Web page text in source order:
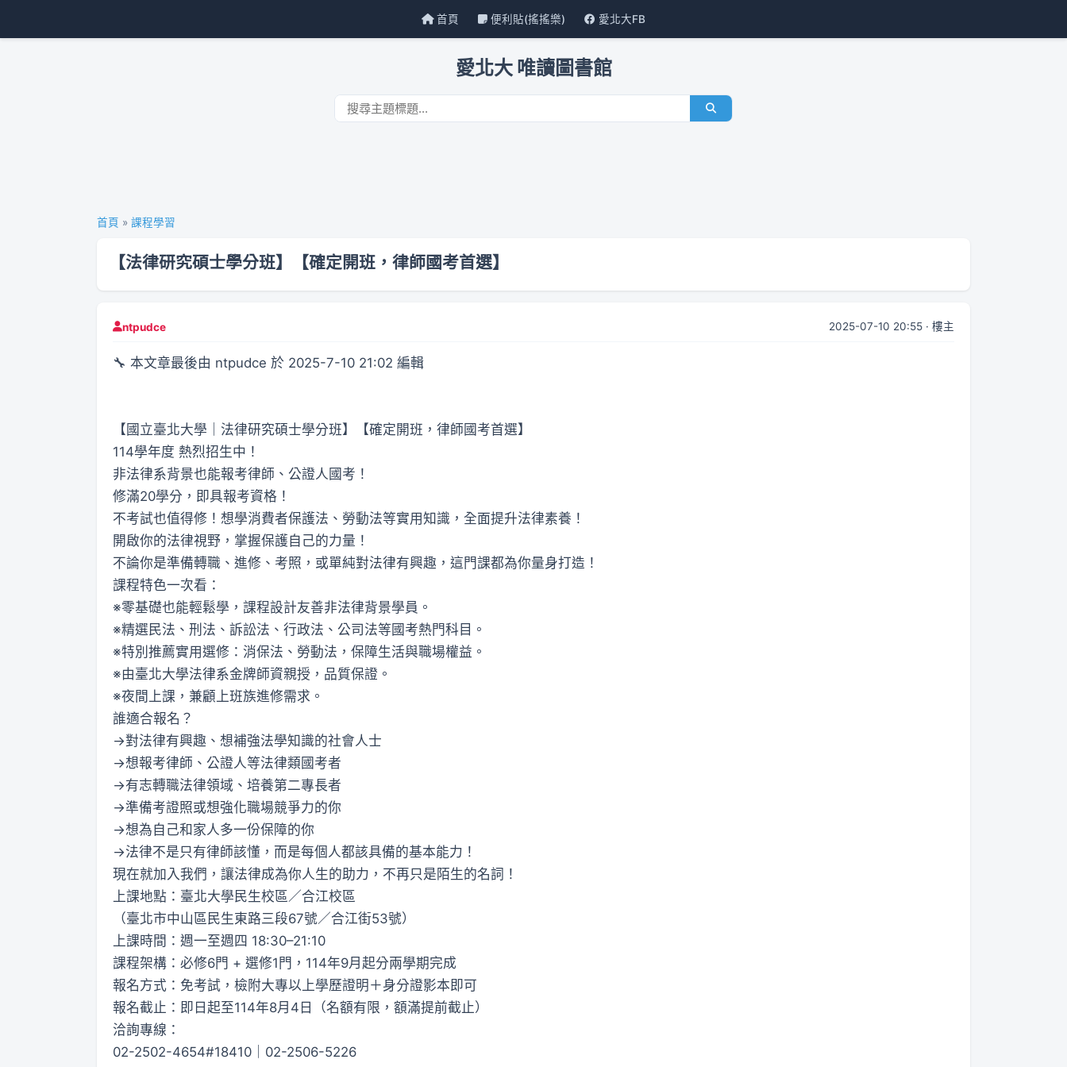
首頁 便利貼(搖搖樂) 愛北大FB
愛北大 唯讀圖書館
首頁 » 課程學習
【法律研究碩士學分班】【確定開班，律師國考首選】
ntpudce 2025-07-10 20:55 · 樓主
🔧 本文章最後由 ntpudce 於 2025-7-10 21:02 編輯
【國立臺北大學｜法律研究碩士學分班】【確定開班，律師國考首選】
114學年度 熱烈招生中！
非法律系背景也能報考律師、公證人國考！
修滿20學分，即具報考資格！
不考試也值得修！想學消費者保護法、勞動法等實用知識，全面提升法律素養！
開啟你的法律視野，掌握保護自己的力量！
不論你是準備轉職、進修、考照，或單純對法律有興趣，這門課都為你量身打造！
課程特色一次看：
※零基礎也能輕鬆學，課程設計友善非法律背景學員。
※精選民法、刑法、訴訟法、行政法、公司法等國考熱門科目。
※特別推薦實用選修：消保法、勞動法，保障生活與職場權益。
※由臺北大學法律系金牌師資親授，品質保證。
※夜間上課，兼顧上班族進修需求。
誰適合報名？
→對法律有興趣、想補強法學知識的社會人士
→想報考律師、公證人等法律類國考者
→有志轉職法律領域、培養第二專長者
→準備考證照或想強化職場競爭力的你
→想為自己和家人多一份保障的你
→法律不是只有律師該懂，而是每個人都該具備的基本能力！
現在就加入我們，讓法律成為你人生的助力，不再只是陌生的名詞！
上課地點：臺北大學民生校區／合江校區
（臺北市中山區民生東路三段67號／合江街53號）
上課時間：週一至週四 18:30–21:10
課程架構：必修6門 + 選修1門，114年9月起分兩學期完成
報名方式：免考試，檢附大專以上學歷證明＋身分證影本即可
報名截止：即日起至114年8月4日（名額有限，額滿提前截止）
洽詢專線：
02-2502-4654#18410｜02-2506-5226